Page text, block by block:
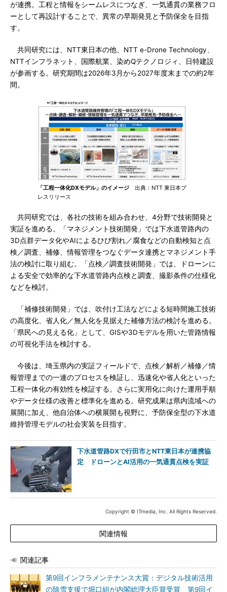
が連携。工程と情報をシームレスにつなぎ、一気通貫の業務フロ
ーとして再設計することで、異常の早期発見と予防保全を目指
す。
共同研究には、NTT東日本の他、NTT e-Drone Technology、
NTTインフラネット、国際航業、染めQテクノロジィ、日特建設
が参画する。研究期間は2026年3月から2027年度末までの約2年
間。
「工程一体化DXモデル」のイメージ 出典：NTT 東日本プ
レスリリース
共同研究では、各社の技術を組み合わせ、4分野で技術開発と
実証を進める。「マネジメント技術開発」では下水道管路内の
3D点群データ化やAIによるひび割れ／腐食などの自動検知と点
検／調査、補修、情報管理をつなぐデータ連携とマネジメント手
法の検討に取り組む。「点検／調査技術開発」では、ドローンに
よる安全で効率的な下水道管路内点検と調査、撮影条件の仕様化
などを検討。
「補修技術開発」では、吹付け工法などによる短時間施工技術
の高度化、省人化／無人化を見据えた補修方法の検討を進める。
「県民への見える化」として、GISや3Dモデルを用いた管路情報
の可視化手法を検討する。
今後は、埼玉県内の実証フィールドで、点検／解析／補修／情
報管理までの一連のプロセスを検証し、迅速化や省人化といった
工程一体化の有効性を検証する。さらに実用化に向けた運用手順
やデータ仕様の改善と標準化を進める。研究成果は県内流域への
展開に加え、他自治体への横展開も視野に、予防保全型の下水道
維持管理モデルの社会実装を目指す。
下水道管路DXで行田市とNTT東日本が連携協
定 ドローンとAI活用の一気通貫点検を実証
Copyright © ITmedia, Inc. All Rights Reserved.
関連情報
関連記事
第9回インフラメンテナンス大賞：デジタル技術活用
の除雪支援で堀口組が内閣総理大臣賞受賞 第9回イ